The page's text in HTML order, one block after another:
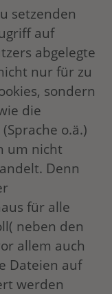
setzenden
auf
abgelegte
nur für zu
sondern
die
o.ä.)
um nicht
Denn
für alle
neben den
allem auch
Dateien auf
werden